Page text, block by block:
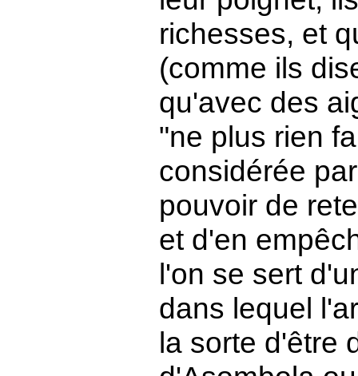
richesses, et
(comme ils
qu'avec des
"ne plus rien
considérée
pouvoir de
et d'en
l'on se sert
dans lequel
la sorte d'être